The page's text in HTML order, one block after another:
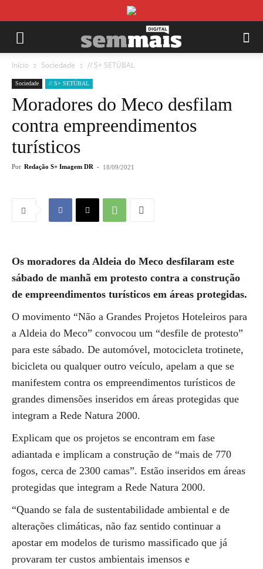
Início Sociedade // S+ SETÚBAL
Sociedade // S+ SETÚBAL
Moradores do Meco desfilam
contra empreendimentos
turísticos
Por Redação S+ Imagem DR - 18/09/2021
Os moradores da Aldeia do Meco desfilaram este
sábado de manhã em protesto contra a construção
de empreendimentos turísticos em áreas protegidas.
O movimento “Não a Grandes Projetos Hoteleiros para
a Aldeia do Meco” convocou um “desfile de protesto”
para este sábado. De automóvel, motocicleta trotinete,
bicicleta ou qualquer outro veículo, apelam a que se
manifestem contra os empreendimentos turísticos de
grandes dimensões inseridos em áreas protegidas que
integram a Rede Natura 2000.
Explicam que os projetos se encontram em fase
adiantada e implicam a construção de “mais de 770
fogos, cerca de 2300 camas”. Estão inseridos em áreas
protegidas que integram a Rede Natura 2000.
“Quando se fala de sustentabilidade ambiental e de
alterações climáticas, não faz sentido continuar a
apostar em modelos de turismo massificado que já
provaram ter custos ambientais imensos e